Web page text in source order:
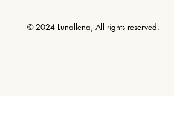
© 2024 Lunallena, All rights reserved.